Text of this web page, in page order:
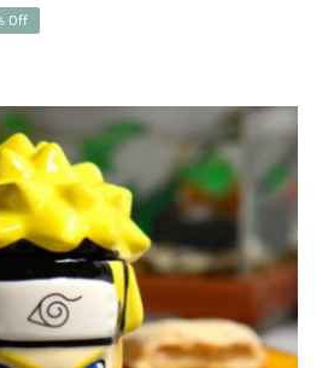
Off
με Καπάκι Naruto
450ml